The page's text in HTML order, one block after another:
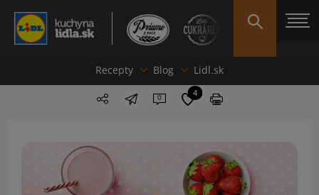
Recepty Blog Lidl.sk
0 4